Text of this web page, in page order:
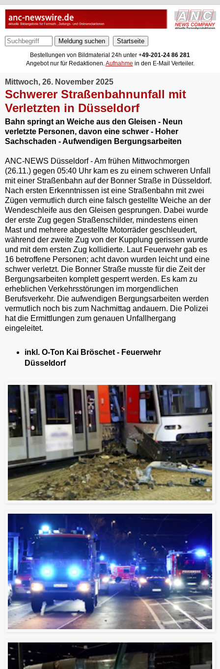
Meldung suchen
Bestellungen von Bildmaterial 24h unter +49-201-24 86 281
Angebot nur für Redaktionen.Aufnahme in den E-Mail Verteiler.
Mittwoch, 26. November 2025
Schwerer Straßenbahnunfall mit
Verletzten in Düsseldorf
Bahn springt an Weiche aus den Gleisen - Neun
verletzte Personen, davon eine schwer - Hoher
Sachschaden - Aufwendigen Bergungsarbeiten
ANC-NEWS Düsseldorf - Am frühen Mittwochmorgen
(26.11.) gegen 05:40 Uhr kam es zu einem schweren Unfall
mit einer Straßenbahn auf der Bonner Straße in Düsseldorf.
Nach ersten Erkenntnissen ist eine Straßenbahn mit zwei
Zügen vermutlich durch eine falsch gestellte Weiche an der
Wendeschleife aus den Gleisen gesprungen. Dabei wurde
der erste Zug gegen Straßenschilder, mindestens einen
Mast und mehrere abgestellte Motorräder geschleudert,
während der zweite Zug von der Kupplung gerissen wurde
und mit dem ersten Zug kollidierte. Laut Feuerwehr gab es
16 betroffene Personen; acht davon wurden leicht und eine
schwer verletzt. Die Bonner Straße musste für die Zeit der
Bergungsarbeiten komplett gesperrt werden. Es kam zu
erheblichen Verkehrsstörungen im morgendlichen
Berufsverkehr. Die aufwendigen Bergungsarbeiten werden
vermutlich noch bis zum Nachmittag andauern. Die Polizei
hat die Ermittlungen zum genauen Unfallhergang
eingeleitet.
inkl. O-Ton Kai Bröschet - Feuerwehr
Düsseldorf